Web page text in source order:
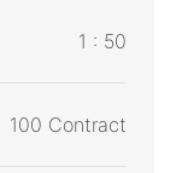
1 : 50
100 Contract